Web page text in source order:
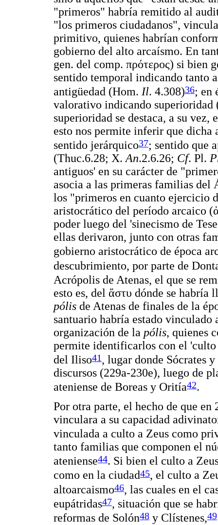
"primeros" habría remitido al
"los primeros ciudadanos",
primitivo, quienes habrían
gobierno del alto arcaísmo. En
gen. del comp. πρότερος) si bien
sentido temporal indicando tanto
antigüedad (Hom. Il. 4.308)36; en
valorativo indicando
superioridad se destaca, a su
esto nos permite inferir que dicha
sentido jerárquico37; sentido que
(Thuc.6.28; X.An.2.6.26; Cf. Pl.
antiguos' en su carácter de
asocia a las primeras familias del
los "primeros en cuanto ejercicio
aristocrático del período arcaico (
poder luego del 'sinecismo de
ellas derivaron, junto con otras
gobierno aristocrático de época
descubrimiento, por parte de
Acrópolis de Atenas, el que se
esto es, del ἄστυ dónde se habría
pólis de Atenas de finales de la
santuario habría estado
organización de la pólis, quienes
permite identificarlos con el 'culto
del Iliso41, lugar donde Sócrates
discursos (229a-230e), luego de
ateniense de Boreas y Oritía42.
Por otra parte, el hecho de que
vinculara a su capacidad
vinculada a culto a Zeus como
tanto familias que componen el
ateniense44. Si bien el culto a
como en la ciudad45, el culto a
altoarcaismo46, las cuales en el
eupátridas47, situación que se
reformas de Solón48 y Clístenes,49